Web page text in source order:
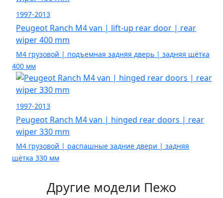
1997-2013
Peugeot Ranch M4 van | lift-up rear door | rear
wiper 400 mm
M4 грузовой | подъемная задняя дверь | задняя щётка
400 мм
1997-2013
Peugeot Ranch M4 van | hinged rear doors | rear
wiper 330 mm
M4 грузовой | распашные задние двери | задняя
щётка 330 мм
Другие модели Пежо